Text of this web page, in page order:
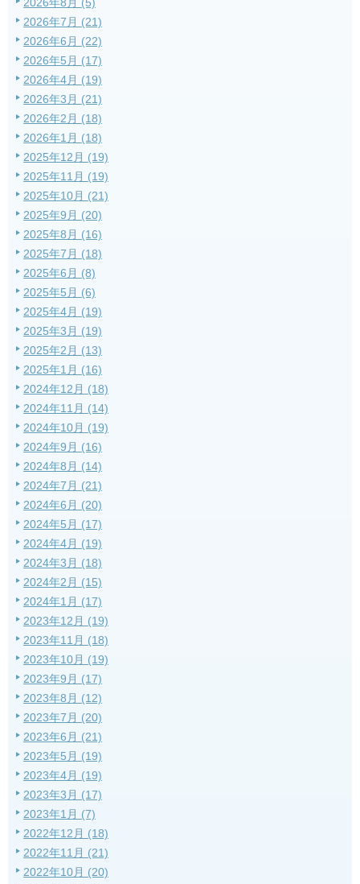
2026年7月 (21)
2026年6月 (22)
2026年5月 (17)
2026年4月 (19)
2026年3月 (21)
2026年2月 (18)
2026年1月 (18)
2025年12月 (19)
2025年11月 (19)
2025年10月 (21)
2025年9月 (20)
2025年8月 (16)
2025年7月 (18)
2025年6月 (8)
2025年5月 (6)
2025年4月 (19)
2025年3月 (19)
2025年2月 (13)
2025年1月 (16)
2024年12月 (18)
2024年11月 (14)
2024年10月 (19)
2024年9月 (16)
2024年8月 (14)
2024年7月 (21)
2024年6月 (20)
2024年5月 (17)
2024年4月 (19)
2024年3月 (18)
2024年2月 (15)
2024年1月 (17)
2023年12月 (19)
2023年11月 (18)
2023年10月 (19)
2023年9月 (17)
2023年8月 (12)
2023年7月 (20)
2023年6月 (21)
2023年5月 (19)
2023年4月 (19)
2023年3月 (17)
2023年1月 (7)
2022年12月 (18)
2022年11月 (21)
2022年10月 (20)